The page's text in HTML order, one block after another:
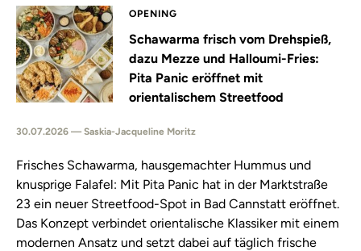
OPENING
Schawarma frisch vom Drehspieß,
dazu Mezze und Halloumi-Fries:
Pita Panic eröffnet mit
orientalischem Streetfood
30.07.2026 — Saskia-Jacqueline Moritz
Frisches Schawarma, hausgemachter Hummus und
knusprige Falafel: Mit Pita Panic hat in der Marktstraße
23 ein neuer Streetfood-Spot in Bad Cannstatt eröffnet.
Das Konzept verbindet orientalische Klassiker mit einem
modernen Ansatz und setzt dabei auf täglich frische